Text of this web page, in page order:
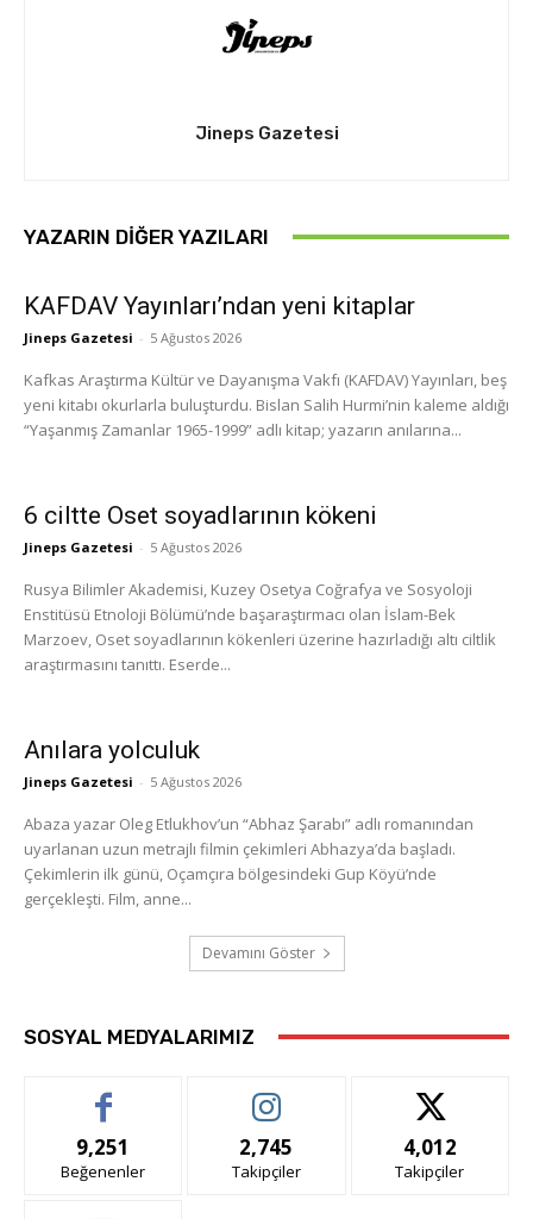
Jineps Gazetesi
YAZARIN DIĞER YAZILARI
KAFDAV Yayınları’ndan yeni kitaplar
Jineps Gazetesi - 5 Ağustos 2026
Kafkas Araştırma Kültür ve Dayanışma Vakfı (KAFDAV) Yayınları, beş
yeni kitabı okurlarla buluşturdu. Bislan Salih Hurmi’nin kaleme aldığı
“Yaşanmış Zamanlar 1965-1999” adlı kitap; yazarın anılarına...
6 ciltte Oset soyadlarının kökeni
Jineps Gazetesi - 5 Ağustos 2026
Rusya Bilimler Akademisi, Kuzey Osetya Coğrafya ve Sosyoloji
Enstitüsü Etnoloji Bölümü’nde başaraştırmacı olan İslam-Bek
Marzoev, Oset soyadlarının kökenleri üzerine hazırladığı altı ciltlik
araştırmasını tanıttı. Eserde...
Anılara yolculuk
Jineps Gazetesi - 5 Ağustos 2026
Abaza yazar Oleg Etlukhov’un “Abhaz Şarabı” adlı romanından
uyarlanan uzun metrajlı filmin çekimleri Abhazya’da başladı.
Çekimlerin ilk günü, Oçamçıra bölgesindeki Gup Köyü’nde
gerçekleşti. Film, anne...
Devamını Göster
SOSYAL MEDYALARIMIZ
9,251
Beğenenler
2,745
Takipçiler
4,012
Takipçiler